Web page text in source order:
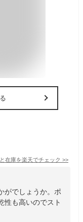
在庫を楽天でチェック >>
がでしょうか。ポ
性も高いのでスト